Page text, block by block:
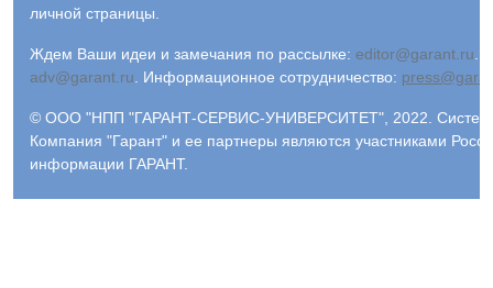
личной страницы.
Ждем Ваши идеи и замечания по рассылке: editor@garant.ru
adv@garant.ru
Информационное сотрудничество:
© ООО "НПП "ГАРАНТ-СЕРВИС-УНИВЕРСИТЕТ", 2022. Система
Компания "Гарант" и ее партнеры являются участниками
информации ГАРАНТ.